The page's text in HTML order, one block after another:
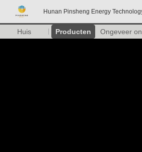
Hunan Pinsheng Energy
Huis Producten Ongeveer